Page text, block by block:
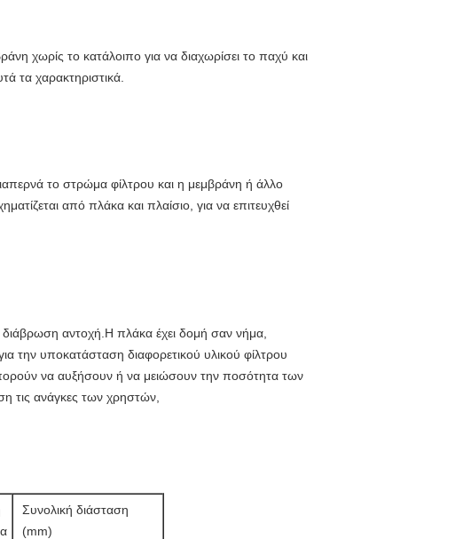
χωρίς το κατάλοιπο για να διαχωρίσει το παχύ και
τα χαρακτηριστικά.
το στρώμα φίλτρου και η μεμβράνη ή άλλο
από πλάκα και πλαίσιο, για να επιτευχθεί
αντοχή. Η πλάκα έχει δομή σαν νήμα,
την υποκατάσταση διαφορετικού υλικού φίλτρου
να αυξήσουν ή να μειώσουν την ποσότητα των
τις ανάγκες των χρηστών,
Συνολική διάσταση
(mm)